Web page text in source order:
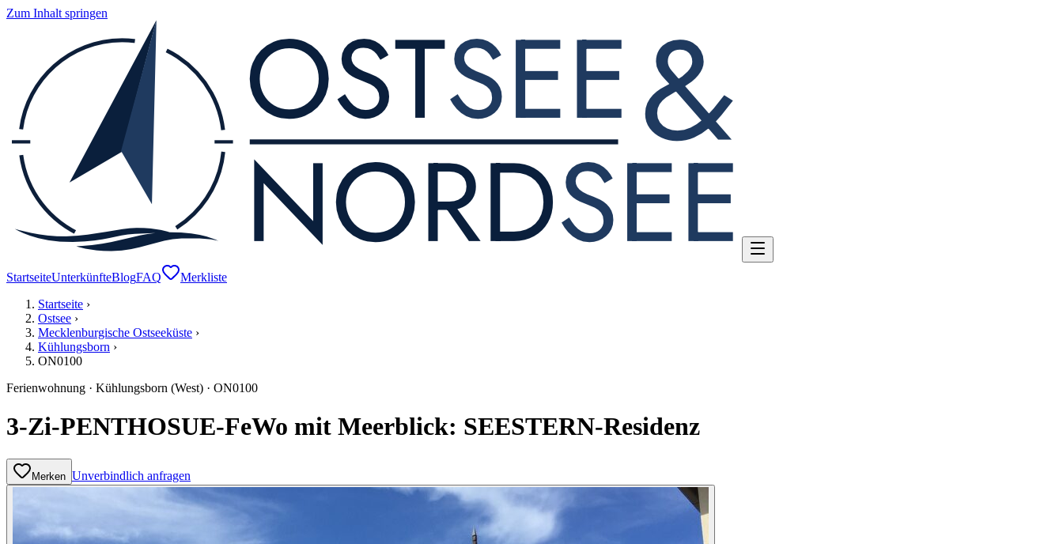
Zum Inhalt springen
StartseiteUnterkünfteBlogFAQ
Merkliste
Startseite ›
Ostsee ›
Mecklenburgische Ostseeküste ›
Kühlungsborn ›
ON0100
Ferienwohnung · Kühlungsborn (West) · ON0100
3-Zi-PENTHOSUE-FeWo mit Meerblick: SEESTERN-Residenz
Merken Unverbindlich anfragen